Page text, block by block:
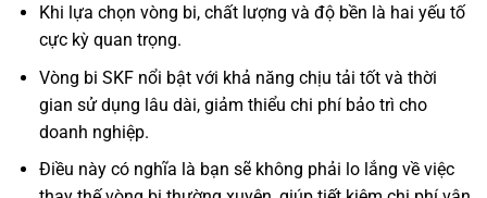
Khi lựa chọn vòng bi, chất lượng và độ bền là hai yếu tố
cực kỳ quan trọng.
Vòng bi SKF nổi bật với khả năng chịu tải tốt và thời
gian sử dụng lâu dài, giảm thiểu chi phí bảo trì cho
doanh nghiệp.
Điều này có nghĩa là bạn sẽ không phải lo lắng về việc